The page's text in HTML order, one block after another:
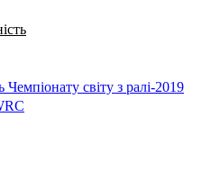
світу з ралі-2019